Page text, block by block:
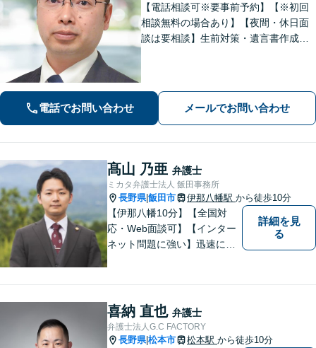
【電話相談可※要事前予約】【※初回
相談無料の場合あり】【夜間・休日面
談は要相談】生前対策・遺言書作成は
示談交渉【法テラス相談利用可※事件
電話でお問い合わせ メールでお問い合わせ
髙山 乃亜 弁護士
ミカタ弁護士法人 飯田事務所
長野県|飯田市 伊那八幡駅 から徒歩10分
【伊那八幡10分】【全国対
応・Web面談可】【インター
ネット問題に強い】迅速に対
のようなことでも、お気軽に
ご相談ください。
詳細を見
る
喜納 直也 弁護士
弁護士法人G.C FACTORY
長野県|松本市 松本駅 から徒歩10分